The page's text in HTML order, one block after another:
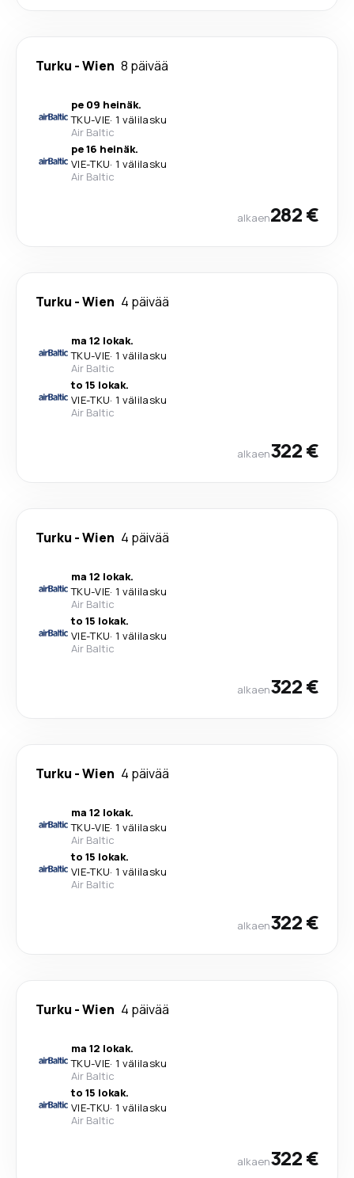
Turku -Wien 8 päivää
pe 09 heinäk.
TKU-VIE· 1 välilasku
Air Baltic
pe 16 heinäk.
VIE-TKU· 1 välilasku
Air Baltic
alkaen282 €
Turku -Wien 4 päivää
ma 12 lokak.
TKU-VIE· 1 välilasku
Air Baltic
to 15 lokak.
VIE-TKU· 1 välilasku
Air Baltic
alkaen322 €
Turku -Wien 4 päivää
ma 12 lokak.
TKU-VIE· 1 välilasku
Air Baltic
to 15 lokak.
VIE-TKU· 1 välilasku
Air Baltic
alkaen322 €
Turku -Wien 4 päivää
ma 12 lokak.
TKU-VIE· 1 välilasku
Air Baltic
to 15 lokak.
VIE-TKU· 1 välilasku
Air Baltic
alkaen322 €
Turku -Wien 4 päivää
ma 12 lokak.
TKU-VIE· 1 välilasku
Air Baltic
to 15 lokak.
VIE-TKU· 1 välilasku
Air Baltic
alkaen322 €